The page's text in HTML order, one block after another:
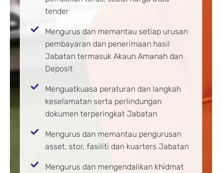
tender
Mengurus dan memantau setiap urusan
pembayaran dan penerimaan hasil
Jabatan termasuk Akaun Amanah dan
Deposit
Menguatkuasa peraturan dan langkah
keselamatan serta perlindungan
dokumen terperingkat Jabatan
Mengurus dan memantau pengurusan
asset, stor, fasiliti dan kuarters Jabatan
Mengurus dan mengendalikan khidmat